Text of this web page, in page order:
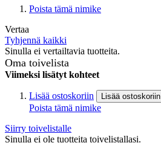
Poista tämä nimike
Vertaa
Tyhjennä kaikki
Sinulla ei vertailtavia tuotteita.
Oma toivelista
Viimeksi lisätyt kohteet
Lisää ostoskoriin Lisää ostoskoriin
Poista tämä nimike
Siirry toivelistalle
Sinulla ei ole tuotteita toivelistallasi.